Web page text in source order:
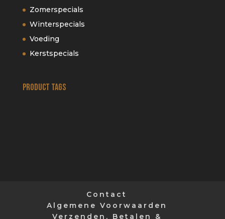
Zomerspecials
Winterspecials
Voeding
Kerstspecials
Product tags
Contact
Algemene Voorwaarden
Verzenden, Betalen &